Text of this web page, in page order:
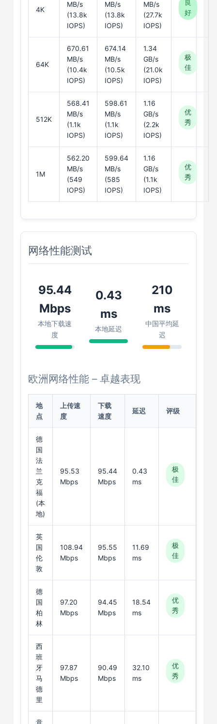
4K
MB/s
(13.8k
IOPS)
MB/s
(13.8k
IOPS)
MB/s
(27.7k
IOPS)
良
好
64K
670.61
MB/s
(10.4k
IOPS)
674.14
MB/s
(10.5k
IOPS)
1.34
GB/s
(21.0k
IOPS)
极
佳
512K
568.41
MB/s
(1.1k
IOPS)
598.61
MB/s
(1.1k
IOPS)
1.16
GB/s
(2.2k
IOPS)
优
秀
1M
562.20
MB/s
(549
IOPS)
599.64
MB/s
(585
IOPS)
1.16
GB/s
(1.1k
IOPS)
优
秀
网络性能测试
95.44
Mbps
本地下载速
度
0.43
ms
本地延迟
210
ms
中国平均延
迟
欧洲网络性能 – 卓越表现
地
点
上传速
度
下载
速度
延迟 评级
德
国
法
兰
克
福
(本
地)
95.53
Mbps
95.44
Mbps
0.43
ms
极
佳
英
国
伦
敦
108.94
Mbps
95.55
Mbps
11.69
ms
极
佳
德
国
柏
林
97.20
Mbps
94.45
Mbps
18.54
ms
优
秀
西
班
牙
马
德
里
97.87
Mbps
90.49
Mbps
32.10
ms
优
秀
意